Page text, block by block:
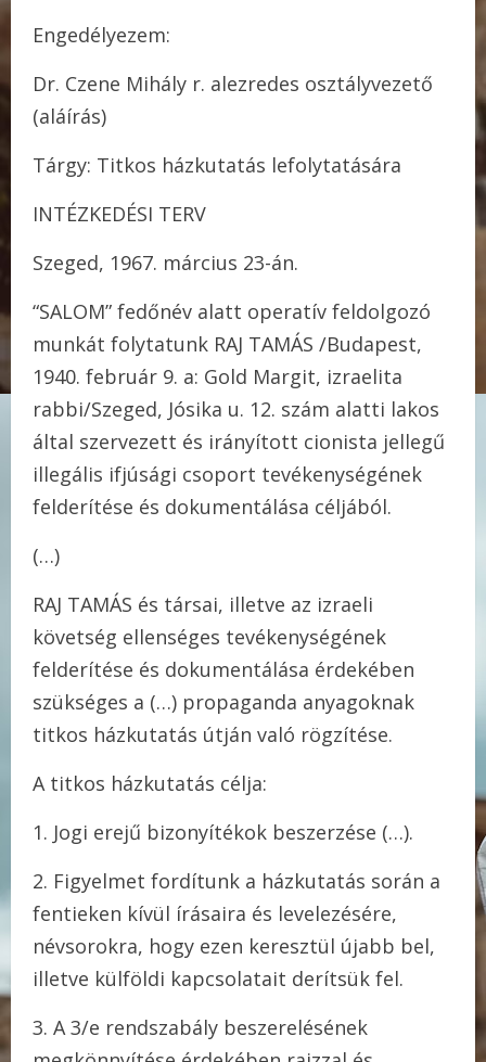
Engedélyezem:
Dr. Czene Mihály r. alezredes osztályvezető
(aláírás)
Tárgy: Titkos házkutatás lefolytatására
INTÉZKEDÉSI TERV
Szeged, 1967. március 23-án.
“SALOM” fedőnév alatt operatív feldolgozó
munkát folytatunk RAJ TAMÁS /Budapest,
1940. február 9. a: Gold Margit, izraelita
rabbi/Szeged, Jósika u. 12. szám alatti lakos
által szervezett és irányított cionista jellegű
illegális ifjúsági csoport tevékenységének
felderítése és dokumentálása céljából.
(…)
RAJ TAMÁS és társai, illetve az izraeli
követség ellenséges tevékenységének
felderítése és dokumentálása érdekében
szükséges a (…) propaganda anyagoknak
titkos házkutatás útján való rögzítése.
A titkos házkutatás célja:
1. Jogi erejű bizonyítékok beszerzése (…).
2. Figyelmet fordítunk a házkutatás során a
fentieken kívül írásaira és levelezésére,
névsorokra, hogy ezen keresztül újabb bel,
illetve külföldi kapcsolatait derítsük fel.
3. A 3/e rendszabály beszerelésének